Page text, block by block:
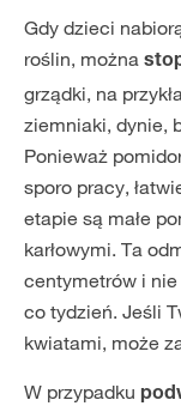
Gdy dzieci
roślin, można
grządki, na
ziemniaki, dynie,
Ponieważ
sporo pracy,
etapie są małe
karłowymi. Ta
centymetrów i
co tydzień. Jeśli
kwiatami, może
W przypadku